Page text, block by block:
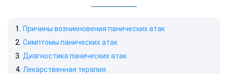
Причины возникновения панических атак
Симптомы панических атак
Диагностика панических атак
Лекарственная терапия